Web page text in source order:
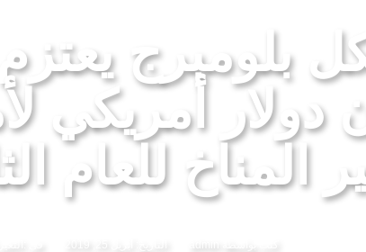
:أزمة العبور الجماعي الأخيرة نحو سبتة تكشف عن موت التاطير الحزبي وهيمنة
الملكية .. جاهزية عملياتية وتدخلات جوية منسقة لمكافحة حرائق الغابات تدبير
جلالة الملك من المدير العام لمنظمة “إيسيسكو” بمناسبة عيد العرش المجيد المنتخب
دولار أمريكي
المناخ للعام